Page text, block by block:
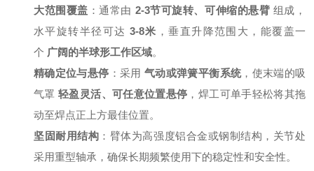
大范围覆盖 ：通常由 2-3节可旋转、可伸缩的悬臂 组成，
水平旋转半径可达 3-8米 ，垂直升降范围大，能覆盖一
个 广阔的半球形工作区域。
精确定位与悬停 ：采用 气动或弹簧平衡系统，使末端的吸
气罩轻盈灵活、可任意位置悬停 ，焊工可单手轻松将其拖
动至焊点正上方最佳位置。
坚固耐用结构 ：臂体为高强度铝合金或钢制结构，关节处
采用重型轴承，确保长期频繁使用下的稳定性和安全性。